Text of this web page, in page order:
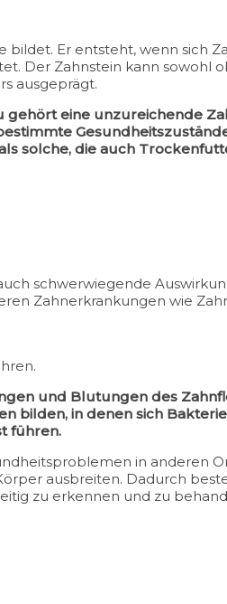
bildet. Er entsteht, wenn sich
Der Zahnstein kann sowohl
ausgeprägt.
eine unzureichende
solche, die auch
schwerwiegende
Zahnerkrankungen wie
und Blutungen des
bilden, in denen sich
führen.
in anderen
ausbreiten. Dadurch
zu erkennen und zu